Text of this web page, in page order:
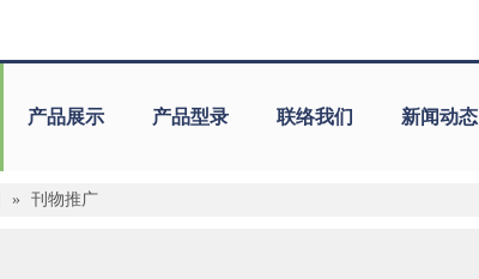
产品展示 产品型录 联络我们 新闻动态
» 刊物推广